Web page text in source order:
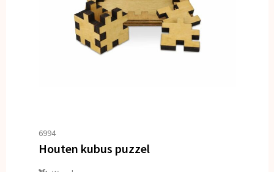
6994
Houten kubus puzzel